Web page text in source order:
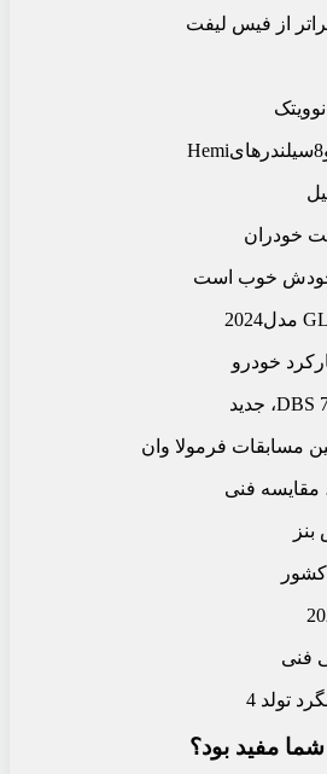
خودرو
مسابقات فرمولا وان
تولد 4
مفید بود؟